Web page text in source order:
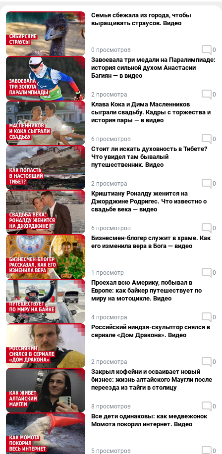
Семья сбежала из города, чтобы
выращивать страусов. Видео
0 просмотров 0
Завоевала три медали на Паралимпиаде:
история сильной духом Анастасии
Багиян — в видео
2 просмотра 0
Клава Кока и Дима Масленников
сыграли свадьбу. Кадры с торжества и
история пары — в видео
6 просмотров 0
Стоит ли искать духовность в Тибете?
Что увидел там бывалый
путешественник. Видео
2 просмотра 0
Криштиану Роналду женится на
Джорджине Родригес. Что известно о
свадьбе века — видео
6 просмотров 0
Бизнесмен-блогер служит в храме. Как
его изменила вера в Бога — видео
1 просмотр 0
Проехал всю Америку, побывал в
Европе: как байкер путешествует по
миру на мотоцикле. Видео
4 просмотра 0
Российский ниндзя-скульптор снялся в
сериале «Дом Дракона». Видео
2 просмотра 0
Закрыл кофейни и осваивает новый
бизнес: жизнь алтайского Маугли после
переезда из тайги в столицу
8 просмотров 0
Все дети одинаковы: как медвежонок
Момота покорил интернет. Видео
5 просмотров 0